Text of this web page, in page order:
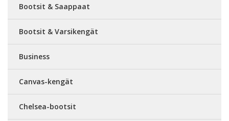
Bootsit & Saappaat
Bootsit & Varsikengät
Business
Canvas-kengät
Chelsea-bootsit